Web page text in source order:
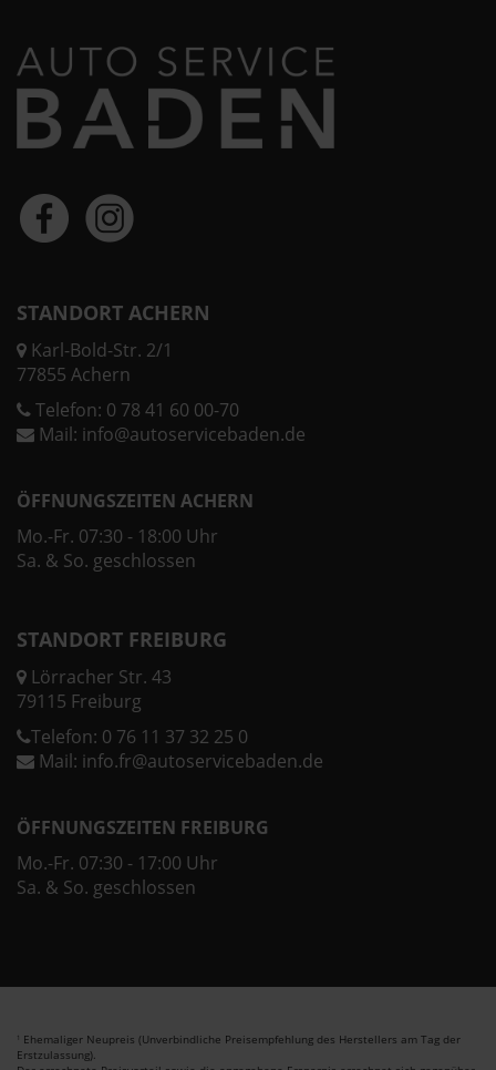
STANDORT ACHERN
Karl-Bold-Str. 2/1
77855 Achern
Telefon: 0 78 41 60 00-70
Mail: info@autoservicebaden.de
ÖFFNUNGSZEITEN ACHERN
Mo.-Fr. 07:30 - 18:00 Uhr
Sa. & So. geschlossen
STANDORT FREIBURG
Lörracher Str. 43
79115 Freiburg
Telefon: 0 76 11 37 32 25 0
Mail: info.fr@autoservicebaden.de
ÖFFNUNGSZEITEN FREIBURG
Mo.-Fr. 07:30 - 17:00 Uhr
Sa. & So. geschlossen
1 Ehemaliger Neupreis (Unverbindliche Preisempfehlung des Herstellers am Tag der
Erstzulassung).